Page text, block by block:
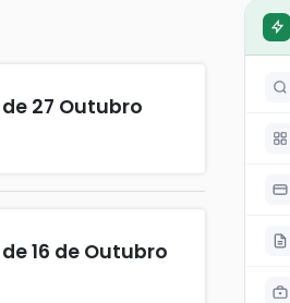
27 Outubro
16 de Outubro